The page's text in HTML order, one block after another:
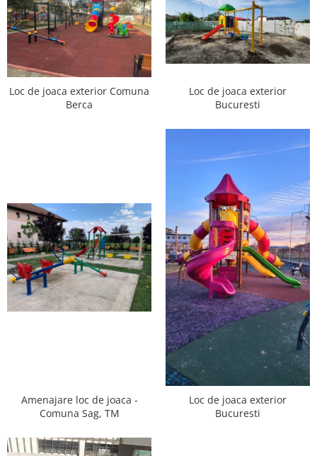
Loc de joaca exterior Comuna
Berca
Loc de joaca exterior
Bucuresti
Amenajare loc de joaca -
Comuna Sag, TM
Loc de joaca exterior
Bucuresti